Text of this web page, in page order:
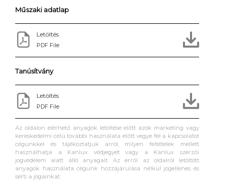
Műszaki adatlap
Letöltés
PDF File
Tanúsítvány
Letöltés
PDF File
Az oldalon elérhető anyagok letöltése előtt azok marketing vagy
kereskedelmi célú további használata előtt vegye fel a kapcsolatot
cégünkkel és tájékoztatjuk arról, milyen feltételek mellett
használhatja a Kanlux védjegyet vagy a Kanlux szerzői
jogvédelem alatt álló anyagait. Az erről az oldalról letöltött
anyagok használata cégünk hozzájárulása nélkül jogellenes és
sérti a jogainkat.